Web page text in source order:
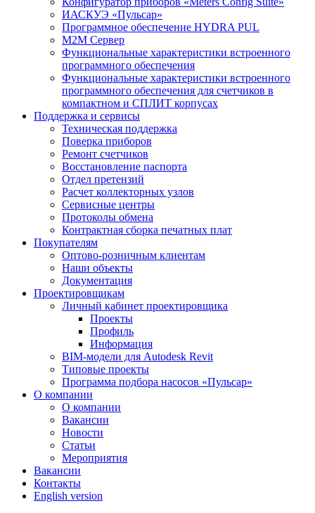
ИАСКУЭ «Пульсар»
Программное обеспечение HYDRA PUL
M2M Сервер
Функциональные характеристики встроенного
программного обеспечения
Функциональные характеристики встроенного
программного обеспечения для счетчиков в
компактном и СПЛИТ корпусах
Поддержка и сервисы
Техническая поддержка
Поверка приборов
Ремонт счетчиков
Восстановление паспорта
Отдел претензий
Расчет коллекторных узлов
Сервисные центры
Протоколы обмена
Контрактная сборка печатных плат
Покупателям
Оптово-розничным клиентам
Наши объекты
Документация
Проектировщикам
Личный кабинет проектировщика
Проекты
Профиль
Информация
BIM-модели для Autodesk Revit
Типовые проекты
Программа подбора насосов «Пульсар»
О компании
О компании
Вакансии
Новости
Статьи
Мероприятия
Вакансии
Контакты
English version